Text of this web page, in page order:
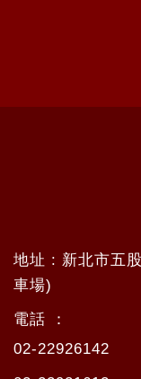
地址 : 新北市五
車場)
電話 ：
02-22926142